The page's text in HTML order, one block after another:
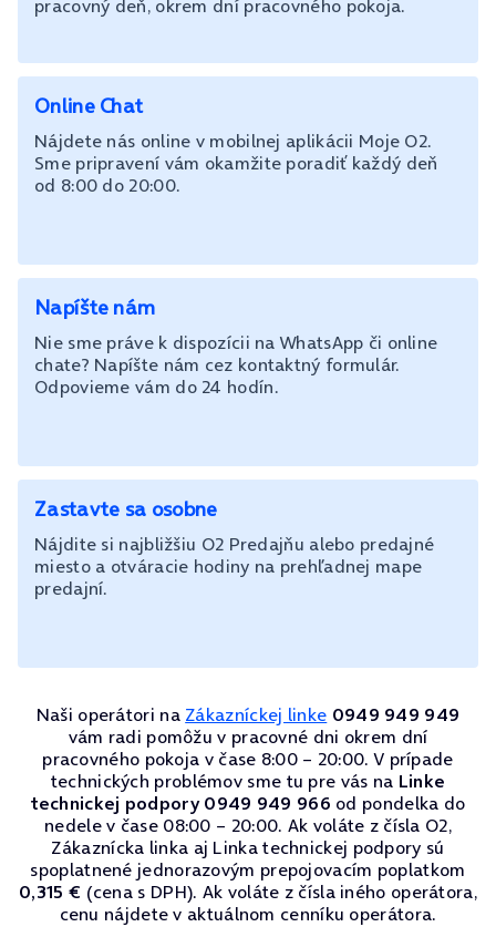
pracovný deň, okrem dní pracovného pokoja.
Online Chat
Nájdete nás online v mobilnej aplikácii Moje O2.
Sme pripravení vám okamžite poradiť každý deň
od 8:00 do 20:00.
Napíšte nám
Nie sme práve k dispozícii na WhatsApp či online
chate? Napíšte nám cez kontaktný formulár.
Odpovieme vám do 24 hodín.
Zastavte sa osobne
Nájdite si najbližšiu O2 Predajňu alebo predajné
miesto a otváracie hodiny na prehľadnej mape
predajní.
Naši operátori na Zákazníckej linke 0949 949 949
vám radi pomôžu v pracovné dni okrem dní
pracovného pokoja v čase 8:00 – 20:00. V prípade
technických problémov sme tu pre vás na Linke
technickej podpory 0949 949 966 od pondelka do
nedele v čase 08:00 – 20:00. Ak voláte z čísla O2,
Zákaznícka linka aj Linka technickej podpory sú
spoplatnené jednorazovým prepojovacím poplatkom
0,315 € (cena s DPH). Ak voláte z čísla iného operátora,
cenu nájdete v aktuálnom cenníku operátora.